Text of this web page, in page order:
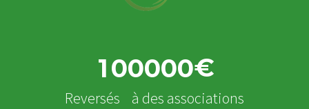
100000€
Reversés à des associations